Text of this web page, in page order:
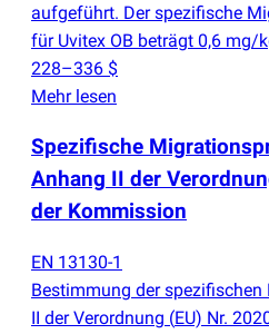
aufgeführt. Der spezifische
für Uvitex OB beträgt 0,6 mg/
228–336 $
Mehr lesen
Spezifische
Anhang II der
der Kommission
EN 13130-1
Bestimmung der
II der Verordnung (EU) Nr.